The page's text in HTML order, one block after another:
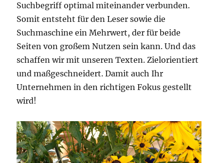
Suchbegriff optimal miteinander verbunden.
Somit entsteht für den Leser sowie die
Suchmaschine ein Mehrwert, der für beide
Seiten von großem Nutzen sein kann. Und das
schaffen wir mit unseren Texten. Zielorientiert
und maßgeschneidert. Damit auch Ihr
Unternehmen in den richtigen Fokus gestellt
wird!